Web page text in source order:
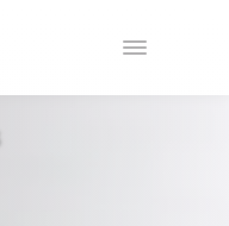
Menu